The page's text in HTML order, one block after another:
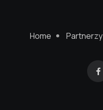
Home Partnerzy